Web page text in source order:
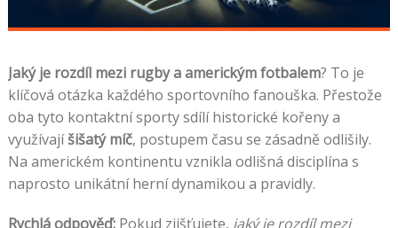
Jaký je rozdíl mezi rugby a americkým fotbalem? To je
klíčová otázka každého sportovního fanouška. Přestože
oba tyto kontaktní sporty sdílí historické kořeny a
využívajíšišatý míč, postupem času se zásadně odlišily.
Na americkém kontinentu vznikla odlišná disciplína s
naprosto unikátní herní dynamikou a pravidly.
Rychlá odpověď:Pokud zjišťujete, jaký je rozdíl mezi